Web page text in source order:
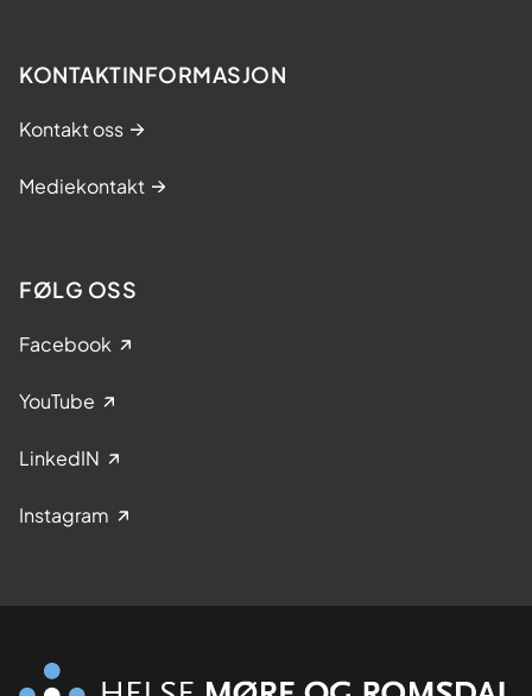
KONTAKTINFORMASJON
Kontakt oss
Mediekontakt
FØLG OSS
Facebook
YouTube
LinkedIN
Instagram